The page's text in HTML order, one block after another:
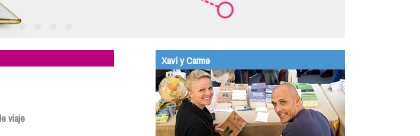
viaje
Xavi y Carme